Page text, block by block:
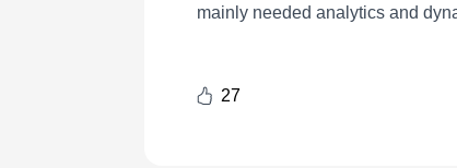
mainly needed analytics and
27